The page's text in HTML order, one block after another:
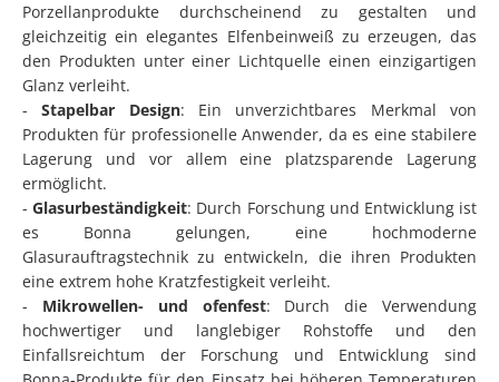
Porzellanprodukte durchscheinend zu gestalten und
gleichzeitig ein elegantes Elfenbeinweiß zu erzeugen, das
den Produkten unter einer Lichtquelle einen einzigartigen
Glanz verleiht.
-Stapelbar Design: Ein unverzichtbares Merkmal von
Produkten für professionelle Anwender, da es eine stabilere
Lagerung und vor allem eine platzsparende Lagerung
ermöglicht.
-Glasurbeständigkeit: Durch Forschung und Entwicklung ist
es Bonna gelungen, eine hochmoderne
Glasurauftragstechnik zu entwickeln, die ihren Produkten
eine extrem hohe Kratzfestigkeit verleiht.
- Mikrowellen- und ofenfest: Durch die Verwendung
hochwertiger und langlebiger Rohstoffe und den
Einfallsreichtum der Forschung und Entwicklung sind